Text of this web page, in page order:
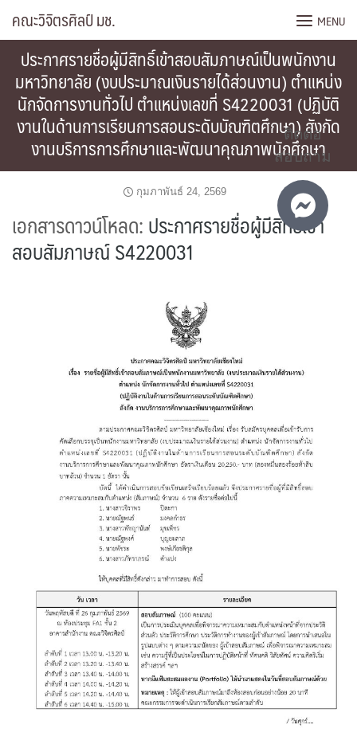
คณะวิจิตรศิลป์ มช. MENU
ประกาศรายชื่อผู้มีสิทธิ์เข้าสอบสัมภาษณ์เป็นพนักงาน
มหาวิทยาลัย (งบประมาณเงินรายได้ส่วนงาน) ตำแหน่ง
นักจัดการงานทั่วไป ตำแหน่งเลขที่ S4220031 (ปฏิบัติ
งานในด้านการเรียนการสอนระดับบัณฑิตศึกษา) สังกัด
งานบริการการศึกษาและพัฒนาคุณภาพนักศึกษา
กุมภาพันธ์ 24, 2569
เอกสารดาวน์โหลด:ประกาศรายชื่อผู้มีสิทธิ์เข้า
สอบสัมภาษณ์ S4220031
ติดต่อ
สอบถาม